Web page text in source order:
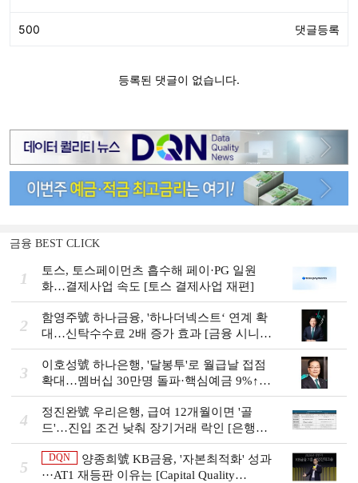
금융 BEST CLICK
1
토스, 토스페이먼츠 흡수해 페이·PG 일원
화…결제사업 속도 [토스 결제사업 재편]
2
함영주號 하나금융, '하나더넥스트‘ 연계 확
대…신탁수수료 2배 증가 효과 [금융 시니어
비즈니스 돋보기]
3
이호성號 하나은행, '달봉투'로 월급날 접점
확대…멤버십 30만명 돌파·핵심예금 9%↑
[은행권 머니무브 대응 전략]
4
정진완號 우리은행, 급여 12개월이면 '골
드'…진입 조건 낮춰 장기거래 락인 [은행권
머니무브 대응 전략]
5
DQN
양종희號 KB금융, '자본최적화' 성과
···AT1 재등판 이유는 [Capital Quality